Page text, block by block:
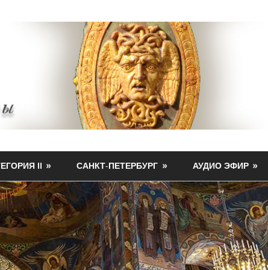
II САНКТ-ПЕТЕРБУРГ АУДИО ЭФИР